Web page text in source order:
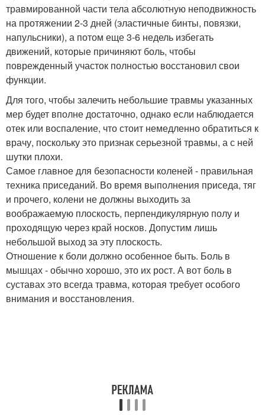
травмированной части тела абсолютную неподвижность
на протяжении 2-3 дней (эластичные бинты, повязки,
напульсники), а потом еще 3-6 недель избегать
движений, которые причиняют боль, чтобы
поврежденный участок полностью восстановил свои
функции.
Для того, чтобы залечить небольшие травмы указанных
мер будет вполне достаточно, однако если наблюдается
отек или воспаление, что стоит немедленно обратиться к
врачу, поскольку это признак серьезной травмы, а с ней
шутки плохи.
Самое главное для безопасности коленей - правильная
техника приседаний. Во время выполнения приседа, тяг
и прочего, колени не должны выходить за
воображаемую плоскость, перпендикулярную полу и
проходящую через край носков. Допустим лишь
небольшой выход за эту плоскость.
Отношение к боли должно особенное быть. Боль в
мышцах - обычно хорошо, это их рост. А вот боль в
суставах это всегда травма, которая требует особого
внимания и восстановления.